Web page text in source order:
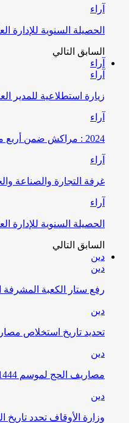
آراء
الحصيلة السنوية للإدارة
السابق التالي
آراء
آراء
زيارة استطلاعية للمدير
آراء
2024 : مراكش ضمن أربع مدن بالممكلة سجلت مامجموعه 656 قضية تتعلق بغسيل الأموال
آراء
غرفة التجارة والصناعة
آراء
الحصيلة السنوية للإدارة
السابق التالي
دين
دين
رفع ستار الكعبة المشرفة
دين
تحديد تاريخ استخلاص
دين
مصاريف الحج لموسم 1444 هـ
دين
وزارة الأوقاف تحدد تاريخ